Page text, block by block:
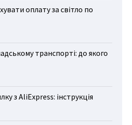
оплату за світло по
транспорті: до якого
з AliExpress: інструкція